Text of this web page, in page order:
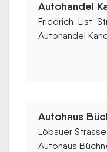
Autohandel
Friedrich-List-
Autohandel
Autohaus
Löbauer
Autohaus